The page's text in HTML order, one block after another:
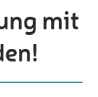
mit